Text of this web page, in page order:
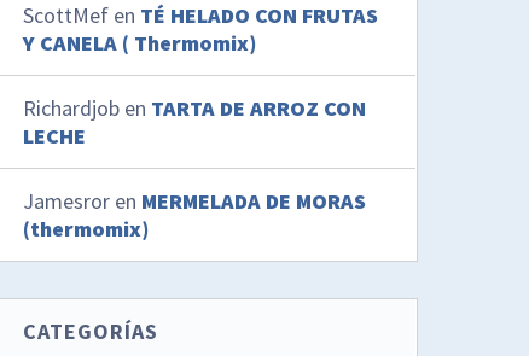
ScottMef en TÉ HELADO CON FRUTAS
Y CANELA ( Thermomix)
Richardjob en TARTA DE ARROZ CON
LECHE
Jamesror en MERMELADA DE MORAS
(thermomix)
CATEGORÍAS